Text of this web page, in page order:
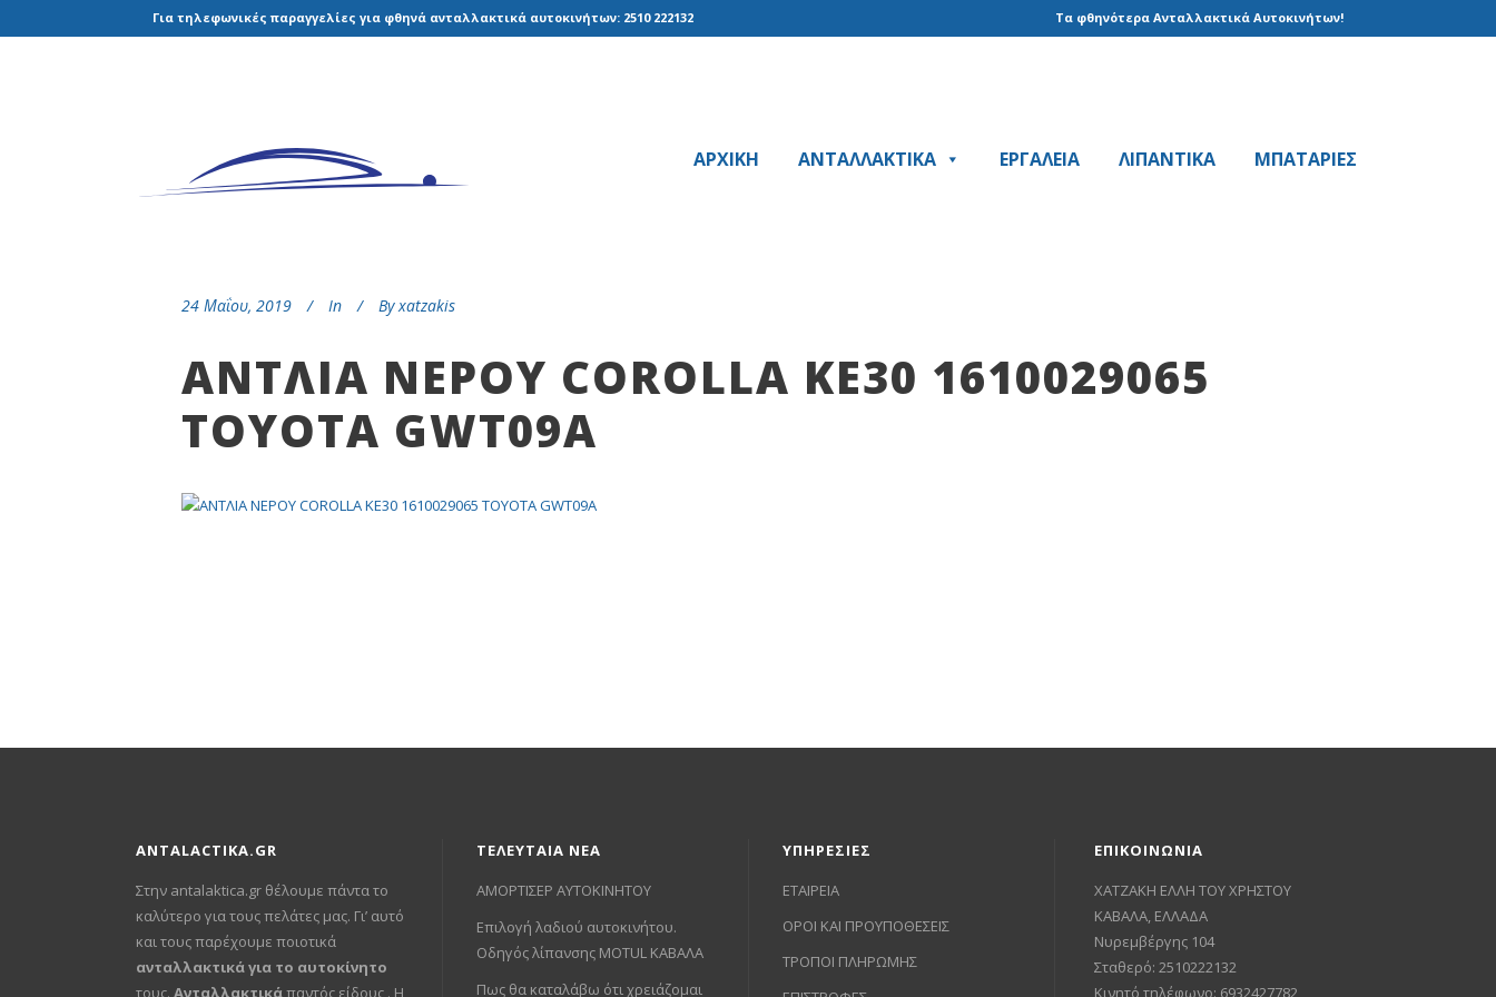
Για τηλεφωνικές παραγγελίες για φθηνά ανταλλακτικά αυτοκινήτων: 2510 222132 Τα φθηνότερα Ανταλλακτικά Αυτοκινήτων!
ΑΡΧΙΚΗ ΑΝΤΑΛΛΑΚΤΙΚΑ EPΓAΛΕΙΑ ΛΙΠΑΝΤΙΚΑ ΜΠΑΤΑΡΙΕΣ
24 Μαΐου, 2019 In By xatzakis
ANTΛΙΑ ΝΕΡΟΥ COROLLA KE30 1610029065
TOYOTA GWT09A
ANTALACTIKA.GR
Στην antalaktica.gr θέλουμε πάντα το
καλύτερο για τους πελάτες μας. Γι’ αυτό
και τους παρέχουμε ποιοτικά
ανταλλακτικά για το αυτοκίνητο
τους. Ανταλλακτικάπαντός είδους . Η
ΤΕΛΕΥΤΑΙΑ ΝΕΑ
ΑΜΟΡΤΙΣΕΡ ΑΥΤΟΚΙΝΗΤΟΥ
Επιλογή λαδιού αυτοκινήτου.
Οδηγός λίπανσης MOTUL ΚΑΒΑΛΑ
Πως θα καταλάβω ότι χρειάζομαι
ΥΠΗΡΕΣΙΕΣ
ΕΤΑΙΡΕΙΑ
ΟΡΟΙ ΚΑΙ ΠΡΟΥΠΟΘΕΣΕΙΣ
ΤΡΟΠΟΙ ΠΛΗΡΩΜΗΣ
ΕΠΙΚΟΙΝΩΝΙΑ
ΧΑΤΖΑΚΗ ΕΛΛΗ ΤΟΥ ΧΡΗΣΤΟΥ
ΚΑΒΑΛΑ, ΕΛΛΑΔΑ
Νυρεμβέργης 104
Σταθερό: 2510222132
Κινητό τηλέφωνο: 6932427782